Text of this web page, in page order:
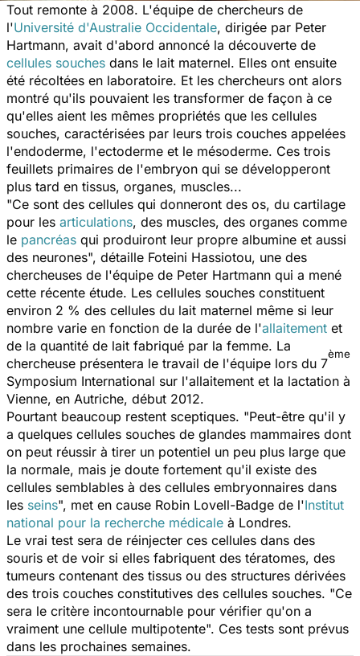
Tout remonte à 2008. L'équipe de chercheurs de
l'Université d'Australie Occidentale, dirigée par Peter
Hartmann, avait d'abord annoncé la découverte de
cellules souches dans le lait maternel. Elles ont ensuite
été récoltées en laboratoire. Et les chercheurs ont alors
montré qu'ils pouvaient les transformer de façon à ce
qu'elles aient les mêmes propriétés que les cellules
souches, caractérisées par leurs trois couches appelées
l'endoderme, l'ectoderme et le mésoderme. Ces trois
feuillets primaires de l'embryon qui se développeront
plus tard en tissus, organes, muscles...
"Ce sont des cellules qui donneront des os, du cartilage
pour les articulations, des muscles, des organes comme
le pancréas qui produiront leur propre albumine et aussi
des neurones", détaille Foteini Hassiotou, une des
chercheuses de l'équipe de Peter Hartmann qui a mené
cette récente étude. Les cellules souches constituent
environ 2 % des cellules du lait maternel même si leur
nombre varie en fonction de la durée de l'allaitement et
de la quantité de lait fabriqué par la femme. La
chercheuse présentera le travail de l'équipe lors du 7
ème
Symposium International sur l'allaitement et la lactation à
Vienne, en Autriche, début 2012.
Pourtant beaucoup restent sceptiques. "Peut-être qu'il y
a quelques cellules souches de glandes mammaires dont
on peut réussir à tirer un potentiel un peu plus large que
la normale, mais je doute fortement qu'il existe des
cellules semblables à des cellules embryonnaires dans
les seins", met en cause Robin Lovell-Badge de l'Institut
national pour la recherche médicale à Londres.
Le vrai test sera de réinjecter ces cellules dans des
souris et de voir si elles fabriquent des tératomes, des
tumeurs contenant des tissus ou des structures dérivées
des trois couches constitutives des cellules souches. "Ce
sera le critère incontournable pour vérifier qu'on a
vraiment une cellule multipotente". Ces tests sont prévus
dans les prochaines semaines.